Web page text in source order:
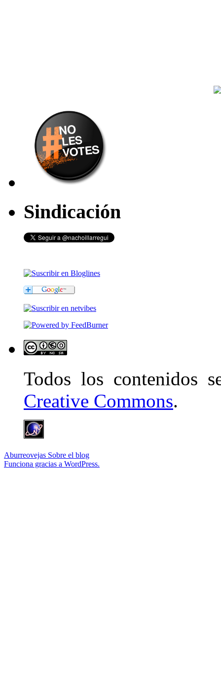
Sindicación
Todos los contenidos
Creative Commons.
Aburreovejas Sobre el blog
Funciona gracias a WordPress.